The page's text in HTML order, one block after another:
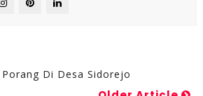
Di Desa Sidorejo